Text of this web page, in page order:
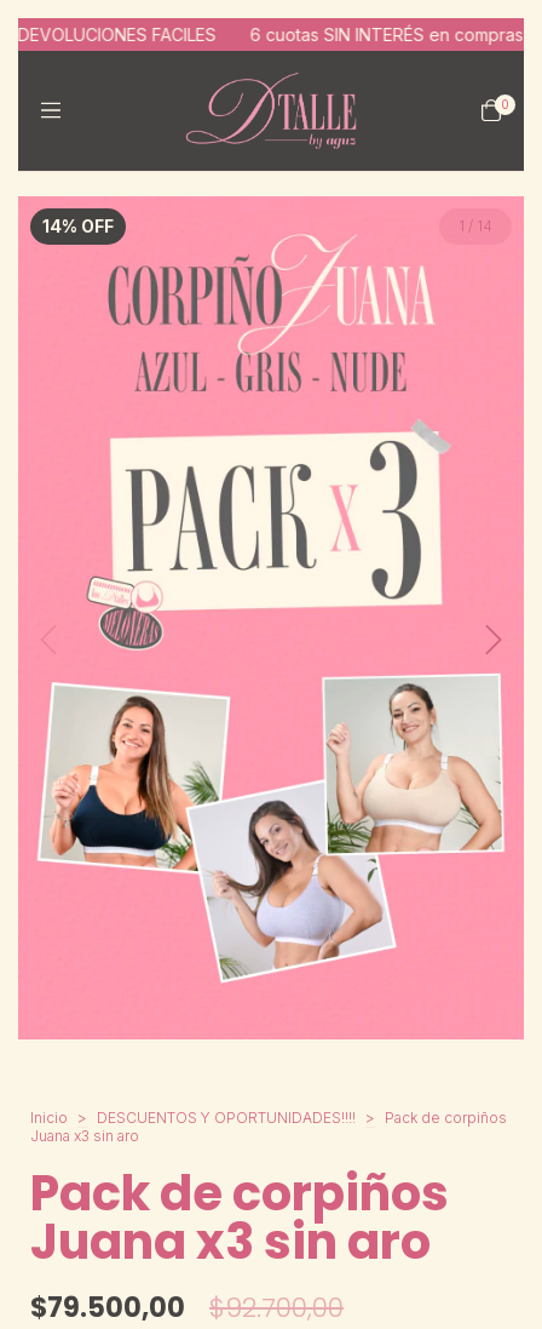
FACILES 6 cuotas SIN INTERÉS en compras de
0
14% OFF 1 / 14
Inicio > DESCUENTOS Y OPORTUNIDADES!!!! >
Pack de corpiños
Juana x3 sin aro
Pack de corpiños
Juana x3 sin aro
$79.500,00 $92.700,00